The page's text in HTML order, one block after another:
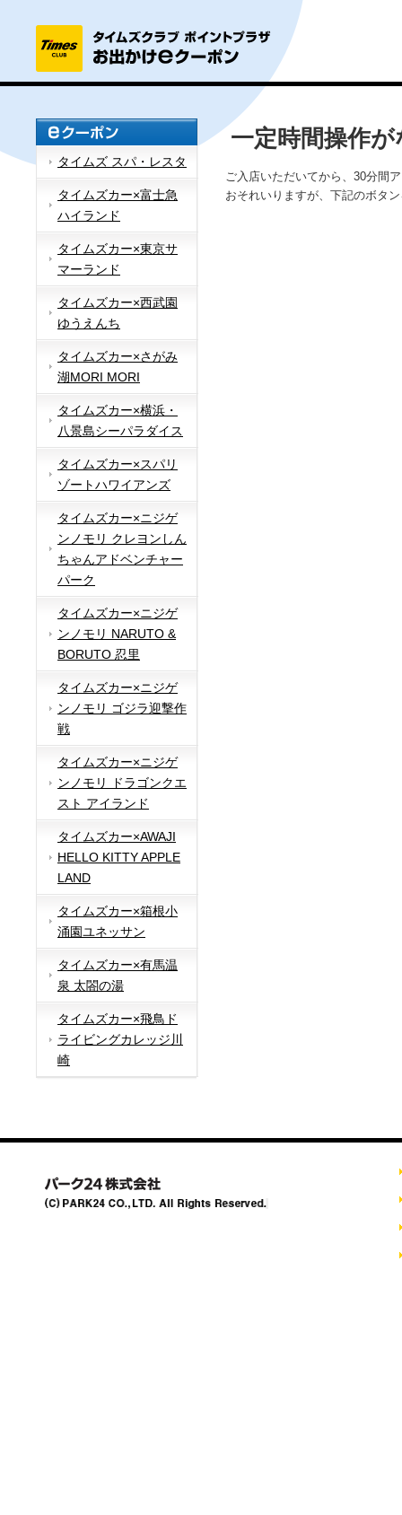
タイムズ スパ・レスタ
タイムズカー×富士急
ハイランド
タイムズカー×東京サ
マーランド
タイムズカー×西武園
ゆうえんち
タイムズカー×さがみ
湖MORI MORI
タイムズカー×横浜・
八景島シーパラダイス
タイムズカー×スパリ
ゾートハワイアンズ
タイムズカー×ニジゲ
ンノモリ クレヨンしん
ちゃんアドベンチャー
パーク
タイムズカー×ニジゲ
ンノモリ NARUTO &
BORUTO 忍里
タイムズカー×ニジゲ
ンノモリ ゴジラ迎撃作
戦
タイムズカー×ニジゲ
ンノモリ ドラゴンクエ
スト アイランド
タイムズカー×AWAJI
HELLO KITTY APPLE
LAND
タイムズカー×箱根小
涌園ユネッサン
タイムズカー×有馬温
泉 太閤の湯
タイムズカー×飛鳥ド
ライビングカレッジ川
崎
一定時間操作
ご入店いただいてから、30分間
おそれいりますが、下記のボタ